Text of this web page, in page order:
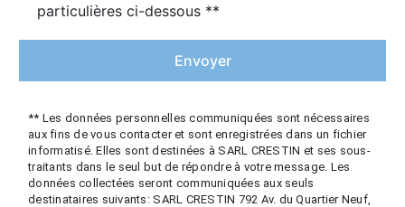
particulières ci-dessous **
Envoyer
** Les données personnelles communiquées sont nécessaires
aux fins de vous contacter et sont enregistrées dans un fichier
informatisé. Elles sont destinées à SARL CRESTIN et ses sous-
traitants dans le seul but de répondre à votre message. Les
données collectées seront communiquées aux seuls
destinataires suivants: SARL CRESTIN 792 Av. du Quartier Neuf,